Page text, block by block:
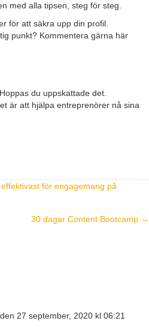
med alla tipsen, steg för steg.
för att säkra upp din profil.
punkt? Kommentera gärna här
du uppskattade det.
är att hjälpa entreprenörer nå sina
för engagemang på
30 dagar Content Bootcamp →
den 27 september, 2020 kl 06:21